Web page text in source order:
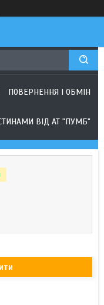
ПОВЕРНЕННЯ І ОБМІН
ВІД АТ "ПУМБ"